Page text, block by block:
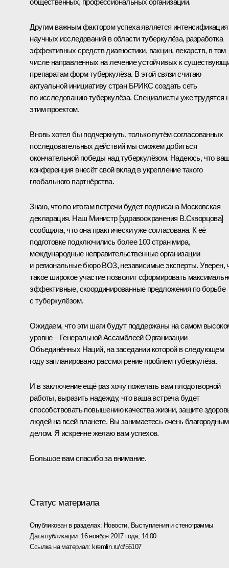
Другим важным фактором успеха является интенсификация
научных исследований в области туберкулёза, разработка
эффективных средств диагностики, вакцин, лекарств, в том
числе направленных на лечение устойчивых к
препаратам форм туберкулёза. В этой связи считаю
актуальной инициативу стран БРИКС создать сеть
по исследованию туберкулёза. Специалисты уже трудятся
этим проектом.
Вновь хотел бы подчеркнуть, только путём согласованных
последовательных действий мы сможем добиться
окончательной победы над туберкулёзом. Надеюсь, что
конференция внесёт свой вклад в укрепление такого
глобального партнёрства.
Знаю, что по итогам встречи будет подписана Московская
декларация. Наш Министр [здравоохранения В.Скворцова]
сообщила, что она практически уже согласована. К её
подготовке подключились более 100 стран мира,
международные неправительственные организации
и региональные бюро ВОЗ, независимые эксперты. Уверен,
такое широкое участие позволит сформировать
эффективные, скоординированные предложения по борьбе
с туберкулёзом.
Ожидаем, что эти шаги будут поддержаны на самом
уровне – Генеральной Ассамблеей Организации
Объединённых Наций, на заседании которой в следующем
году запланировано рассмотрение проблем туберкулёза.
И в заключение ещё раз хочу пожелать вам плодотворной
работы, выразить надежду, что ваша встреча будет
способствовать повышению качества жизни, защите
людей на всей планете. Вы занимаетесь очень благородным
делом. Я искренне желаю вам успехов.
Большое вам спасибо за внимание.
Статус материала
Опубликован в разделах: Новости, Выступления и стенограммы
Дата публикации: 16 ноября 2017 года, 14:00
Ссылка на материал: kremlin.ru/d/56107